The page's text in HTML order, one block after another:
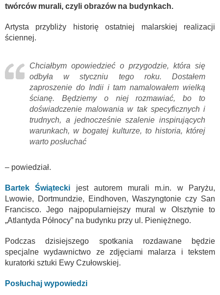
twórców murali, czyli obrazów na budynkach.
Artysta przybliży historię ostatniej malarskiej realizacji
ściennej.
Chciałbym opowiedzieć o przygodzie, która się
odbyła w styczniu tego roku. Dostałem
zaproszenie do Indii i tam namalowałem wielką
ścianę. Będziemy o niej rozmawiać, bo to
doświadczenie malowania w tak specyficznych i
trudnych, a jednocześnie szalenie inspirujących
warunkach, w bogatej kulturze, to historia, której
warto posłuchać
– powiedział.
Bartek Świątecki jest autorem murali m.in. w Paryżu,
Lwowie, Dortmundzie, Eindhoven, Waszyngtonie czy San
Francisco. Jego najpopularniejszy mural w Olsztynie to
„Atlantyda Północy” na budynku przy ul. Pieniężnego.
Podczas dzisiejszego spotkania rozdawane będzie
specjalne wydawnictwo ze zdjęciami malarza i tekstem
kuratorki sztuki Ewy Czułowskiej.
Posłuchaj wypowiedzi